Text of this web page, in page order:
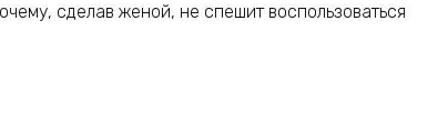
сделав женой, не спешит воспользоваться